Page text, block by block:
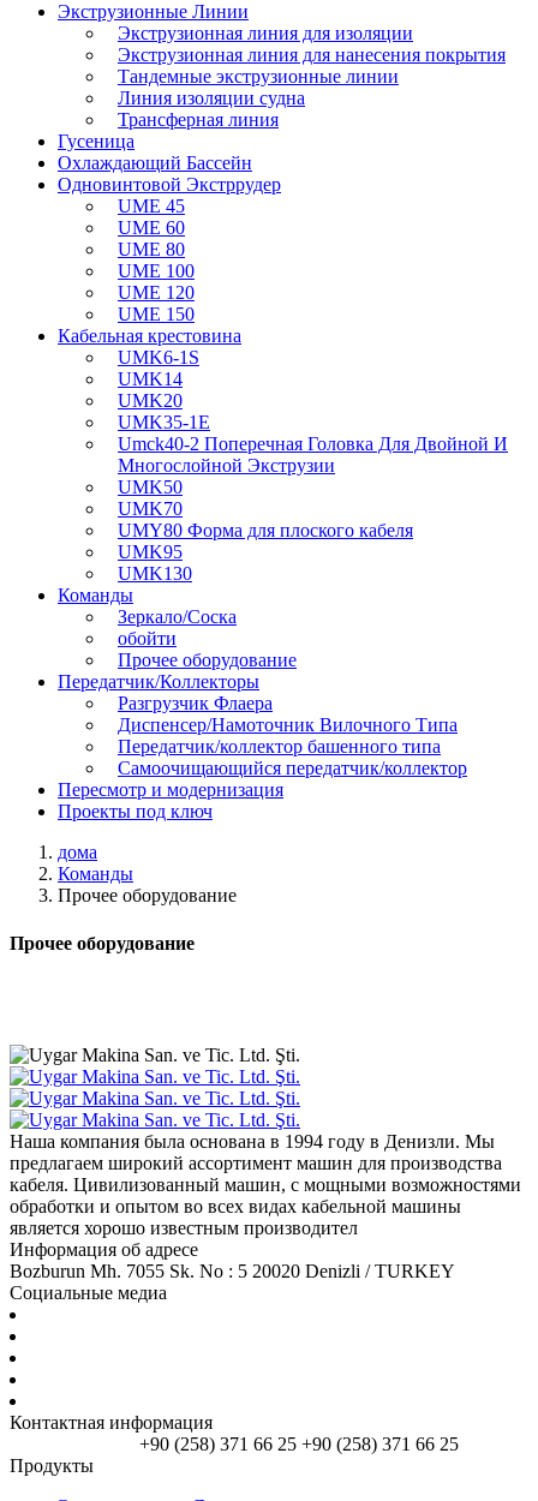
Экструзионные Линии
Экструзионная линия для изоляции
Экструзионная линия для нанесения покрытия
Тандемные экструзионные линии
Линия изоляции судна
Трансферная линия
Гусеница
Охлаждающий Бассейн
Одновинтовой Экстррудер
UME 45
UME 60
UME 80
UME 100
UME 120
UME 150
Кабельная крестовина
UMK6-1S
UMK14
UMK20
UMK35-1E
Umck40-2 Поперечная Головка Для Двойной И
Многослойной Экструзии
UMK50
UMK70
UMY80 Форма для плоского кабеля
UMK95
UMK130
Команды
Зеркало/Соска
обойти
Прочее оборудование
Передатчик/Коллекторы
Разгрузчик Флаера
Диспенсер/Намоточник Вилочного Типа
Передатчик/коллектор башенного типа
Самоочищающийся передатчик/коллектор
Пересмотр и модернизация
Проекты под ключ
дома
Команды
Прочее оборудование
Прочее оборудование
Наша компания была основана в 1994 году в Денизли. Мы
предлагаем широкий ассортимент машин для производства
кабеля. Цивилизованный машин, с мощными возможностями
обработки и опытом во всех видах кабельной машины
является хорошо известным производител
Информация об адресе
Bozburun Mh. 7055 Sk. No : 5 20020 Denizli / TURKEY
Социальные медиа
Контактная информация
+90 (258) 371 66 25 +90 (258) 371 66 25
Продукты